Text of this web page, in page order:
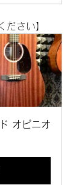
ださい】
オピニオ